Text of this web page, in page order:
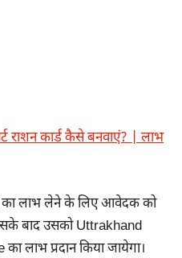
राशन कार्ड कैसे बनवाएं? | लाभ
का लाभ लेने के लिए आवेदक को
बाद उसको Uttrakhand
लाभ प्रदान किया जायेगा।